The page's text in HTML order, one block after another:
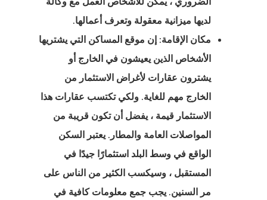
لديها ميزانية معقولة وتعرف أعمالها.
مكان الإقامة: إن موقع المساكن التي يشتريها
الأشخاص الذين يعيشون في الخارج أو
يشترون عقارات لأغراض الاستثمار من
الخارج مهم للغاية. ولكي تكتسب عقارات هذا
الاستثمار قيمة ، يفضل أن تكون قريبة من
المواصلات العامة والمطار. يعتبر السكن
الواقع في وسط البلد استثمارًا جيدًا في
المستقبل ، وسيكسب الكثير من الناس على
مر السنين. يجب جمع معلومات كافية في
للمبتكرين
الناشئة
الإقامة
للاتحاد
– برامج
بدء التشغيل
الإقامة مع